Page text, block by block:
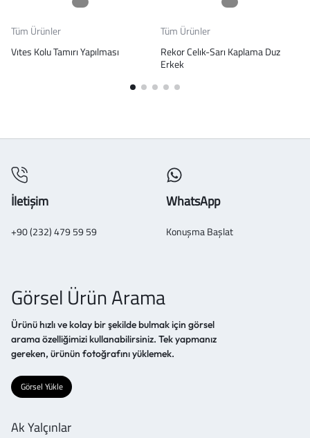
Tüm Ürünler
Vıtes Kolu Tamırı Yapılması
Tüm Ürünler
Rekor Celık-Sarı Kaplama Duz
Erkek
İletişim
+90 (232) 479 59 59
WhatsApp
Konuşma Başlat
Görsel Ürün Arama
Ürünü hızlı ve kolay bir şekilde bulmak için görsel
arama özelliğimizi kullanabilirsiniz. Tek yapmanız
gereken, ürünün fotoğrafını yüklemek.
Görsel Yükle
Ak Yalçınlar